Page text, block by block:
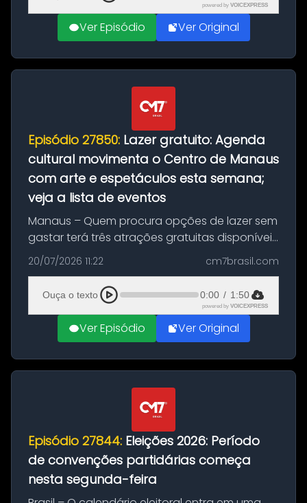
powered by VOICEXPRESS
Ver Episódio Ver Original
Episódio 27850: Lazer gratuito: Agenda
cultural movimenta o Centro de Manaus
com arte e espetáculos esta semana;
veja a lista de eventos
Manaus – Quem procura opções de lazer sem
gastar terá três atrações gratuitas disponíveis
entre esta segunda-feira (20) e quinta-feira
(23). A programação inclui uma exposição
dedicada à história das ...
20/07/2026 11:22 cm7brasil.com
Ouça o texto 0:00 / 1:50
powered by VOICEXPRESS
Ver Episódio Ver Original
Episódio 27844: Eleições 2026: Período
de convenções partidárias começa
nesta segunda-feira